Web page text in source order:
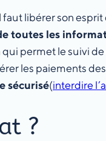
faut libérer son
toutes les
qui permet le suivi
les paiements
sécurisé(interdire
?